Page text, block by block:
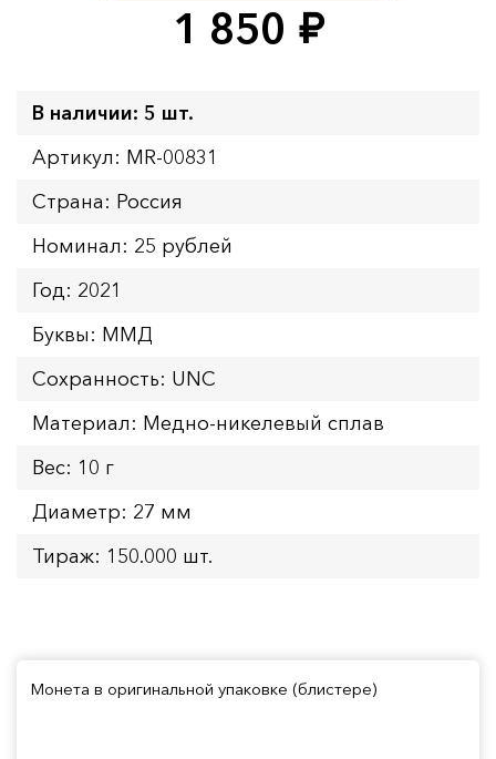
1 850 руб.
В наличии: 5 шт.
Артикул: MR-00831
Страна: Россия
Номинал: 25 рублей
Год: 2021
Буквы: ММД
Сохранность: UNC
Материал: Медно-никелевый сплав
Вес: 10 г
Диаметр: 27 мм
Тираж: 150.000 шт.
Монета в оригинальной упаковке (блистере)